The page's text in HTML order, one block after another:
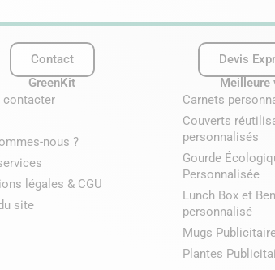
Contact
GreenKit
contacter
nous ?
légales & CGU
site
Devis
Meilleure
Carnets
Couverts
personnalisés
Gourde
Personnalisée
Lunch Box et
personnalisé
Mugs
Plantes